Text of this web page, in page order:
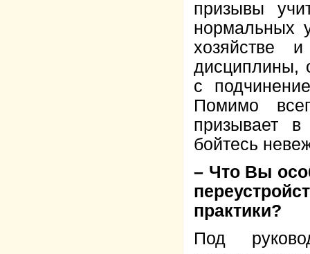
призывы
нормальных
хозяйстве
дисциплины,
с
Помимо
призывает
бойтесь
– Что Вы
практики?
Под